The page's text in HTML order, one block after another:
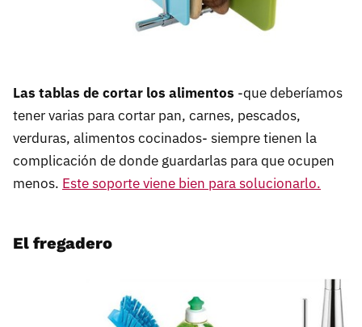
Las tablas de cortar los alimentos -que deberíamos
tener varias para cortar pan, carnes, pescados,
verduras, alimentos cocinados- siempre tienen la
complicación de donde guardarlas para que ocupen
menos. Este soporte viene bien para solucionarlo.
El fregadero